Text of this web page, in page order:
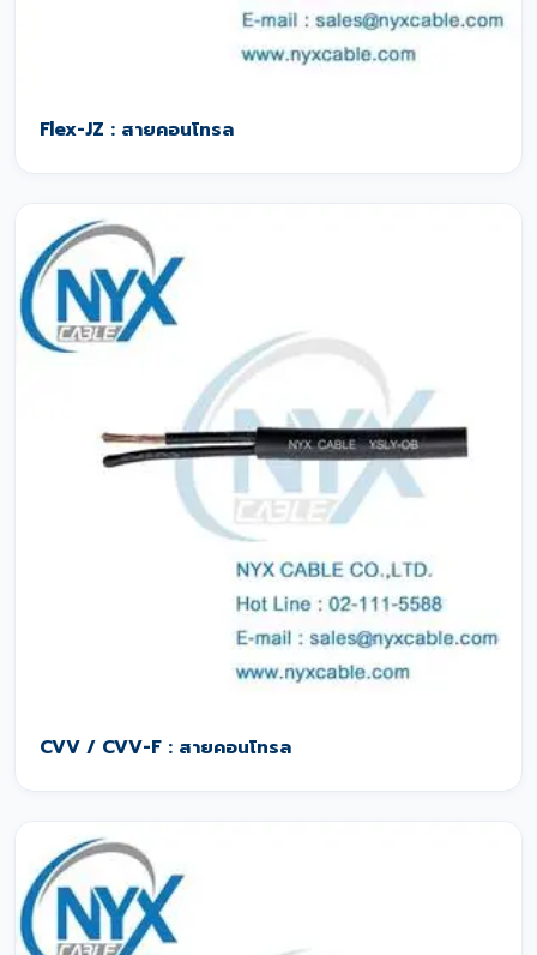
Flex-JZ : สายคอนโทรล
CVV / CVV-F : สายคอนโทรล